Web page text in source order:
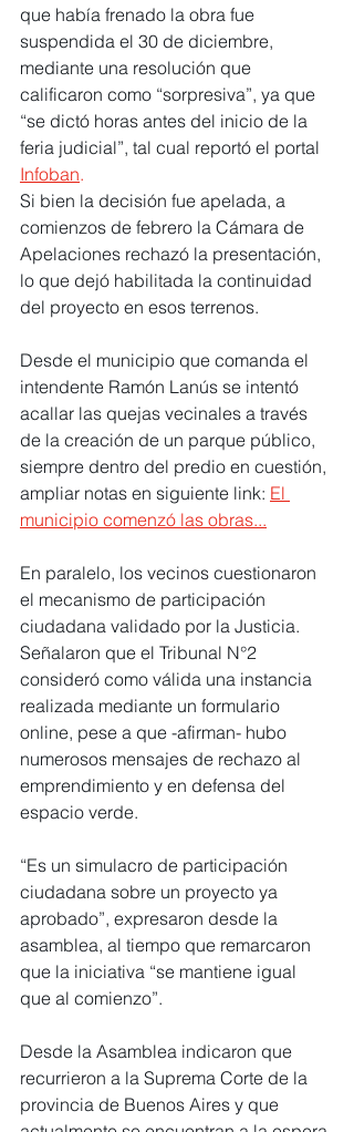
que había frenado la obra fue
suspendida el 30 de diciembre,
mediante una resolución que
calificaron como “sorpresiva”, ya que
“se dictó horas antes del inicio de la
feria judicial”, tal cual reportó el portal
Infoban.
Si bien la decisión fue apelada, a
comienzos de febrero la Cámara de
Apelaciones rechazó la presentación,
lo que dejó habilitada la continuidad
del proyecto en esos terrenos.
Desde el municipio que comanda el
intendente Ramón Lanús se intentó
acallar las quejas vecinales a través
de la creación de un parque público,
siempre dentro del predio en cuestión,
ampliar notas en siguiente link: El
municipio comenzó las obras...
En paralelo, los vecinos cuestionaron
el mecanismo de participación
ciudadana validado por la Justicia.
Señalaron que el Tribunal N°2
consideró como válida una instancia
realizada mediante un formulario
online, pese a que -afirman- hubo
numerosos mensajes de rechazo al
emprendimiento y en defensa del
espacio verde.
“Es un simulacro de participación
ciudadana sobre un proyecto ya
aprobado”, expresaron desde la
asamblea, al tiempo que remarcaron
que la iniciativa “se mantiene igual
que al comienzo”.
Desde la Asamblea indicaron que
recurrieron a la Suprema Corte de la
provincia de Buenos Aires y que